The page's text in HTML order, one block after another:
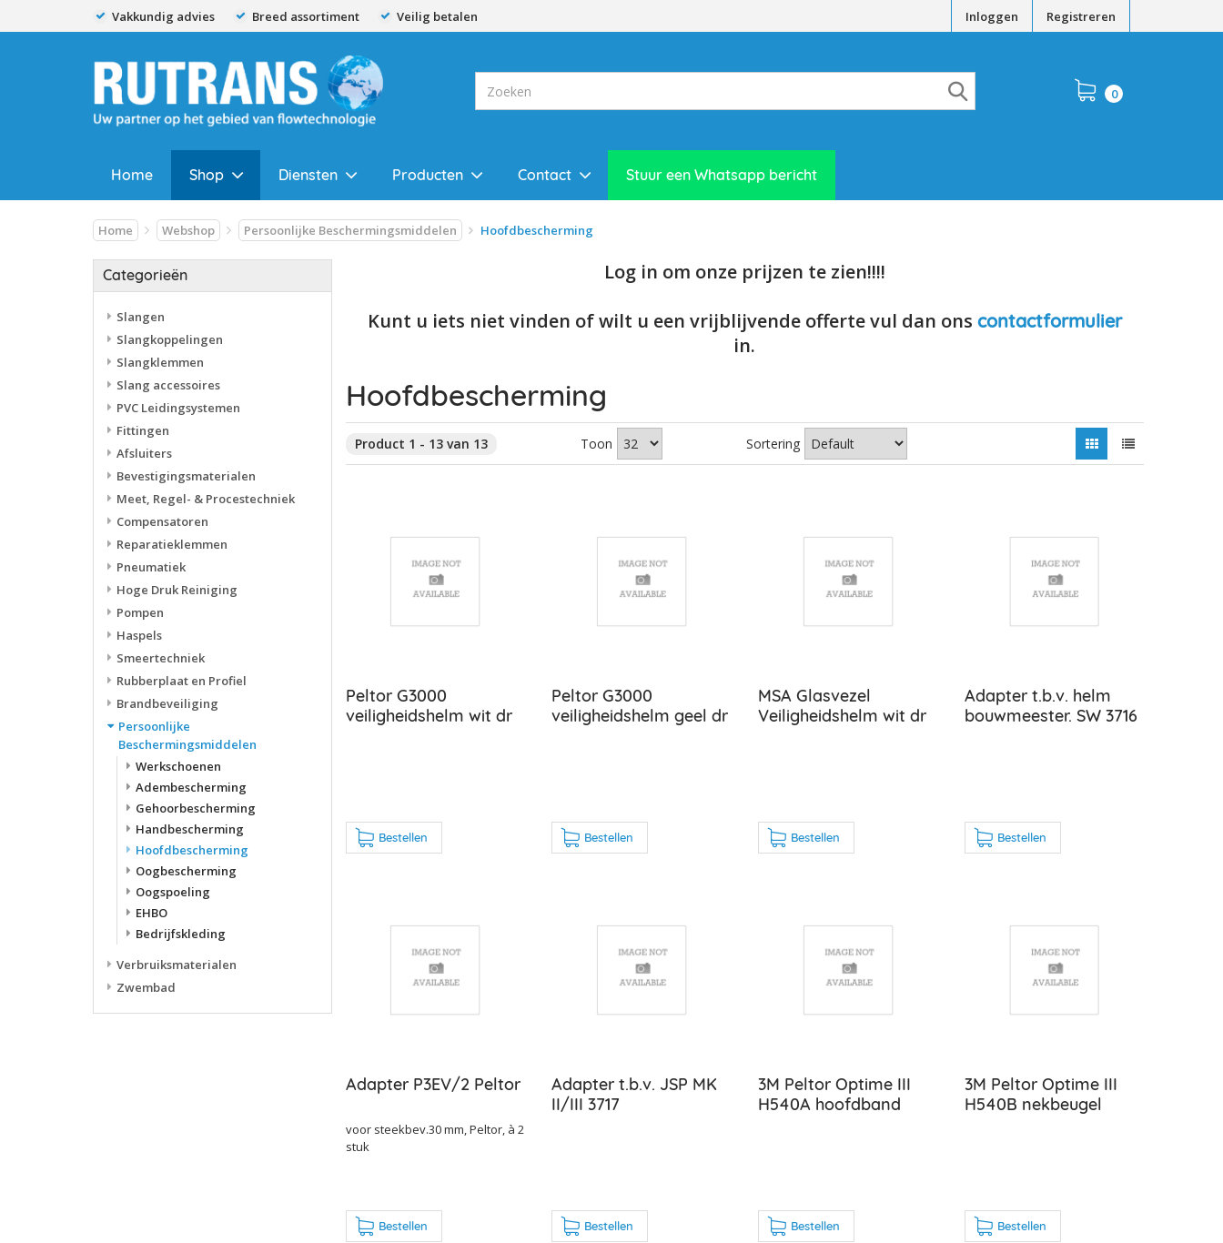
Vakkundig advies Breed assortiment Veilig betalen Inloggen Registreren
0
Home Shop Diensten Producten Contact Stuur een Whatsapp bericht
Home Webshop Persoonlijke Beschermingsmiddelen Hoofdbescherming
Categorieën
Slangen
Slangkoppelingen
Slangklemmen
Slang accessoires
PVC Leidingsystemen
Fittingen
Afsluiters
Bevestigingsmaterialen
Meet, Regel- & Procestechniek
Compensatoren
Reparatieklemmen
Pneumatiek
Hoge Druk Reiniging
Pompen
Haspels
Smeertechniek
Rubberplaat en Profiel
Brandbeveiliging
Persoonlijke
Beschermingsmiddelen
Werkschoenen
Adembescherming
Gehoorbescherming
Handbescherming
Hoofdbescherming
Oogbescherming
Oogspoeling
EHBO
Bedrijfskleding
Verbruiksmaterialen
Zwembad
Log in om onze prijzen te zien!!!!
Kunt u iets niet vinden of wilt u een vrijblijvende offerte vul dan ons contactformulier
in.
Hoofdbescherming
Product 1 - 13 van 13 Toon Sortering
Peltor G3000
veiligheidshelm wit dr
Bestellen
Peltor G3000
veiligheidshelm geel dr
Bestellen
MSA Glasvezel
Veiligheidshelm wit dr
Bestellen
Adapter t.b.v. helm
bouwmeester. SW 3716
Bestellen
Adapter P3EV/2 Peltor
voor steekbev.30 mm, Peltor, à 2
stuk
Bestellen
Adapter t.b.v. JSP MK
II/III 3717
Bestellen
3M Peltor Optime III
H540A hoofdband
Bestellen
3M Peltor Optime III
H540B nekbeugel
Bestellen